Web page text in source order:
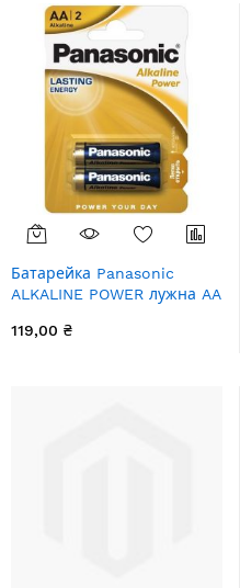
Батарейка Panasonic
ALKALINE POWER лужна AA
119,00 ₴